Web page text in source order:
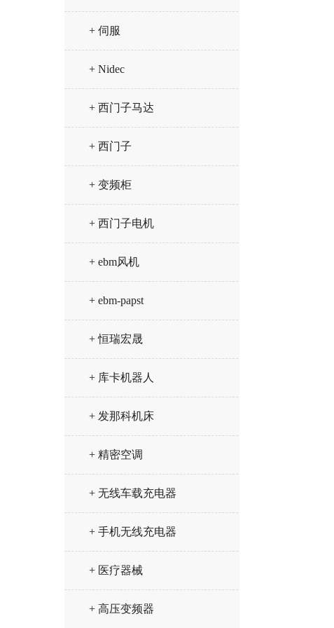
+ 伺服
+ Nidec
+ 西门子马达
+ 西门子
+ 变频柜
+ 西门子电机
+ ebm风机
+ ebm-papst
+ 恒瑞宏晟
+ 库卡机器人
+ 发那科机床
+ 精密空调
+ 无线车载充电器
+ 手机无线充电器
+ 医疗器械
+ 高压变频器